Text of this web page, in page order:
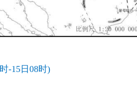
-15日08时)